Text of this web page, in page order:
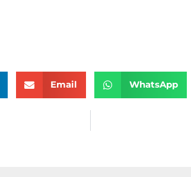
Email WhatsApp